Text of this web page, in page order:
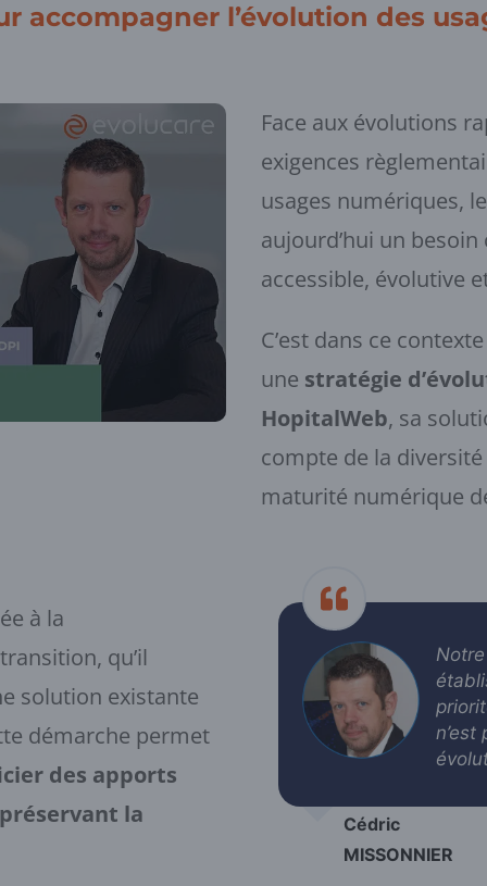
accompagner l’évolution des
Face aux évolutions
exigences
usages numériques,
aujourd’hui un
accessible, évolutive
C’est dans ce
une stratégie
HopitalWeb, sa
compte de la
maturité numérique
à la
qu’il
solution existante
démarche permet
des apports
la
Cédric
MISSONNIER